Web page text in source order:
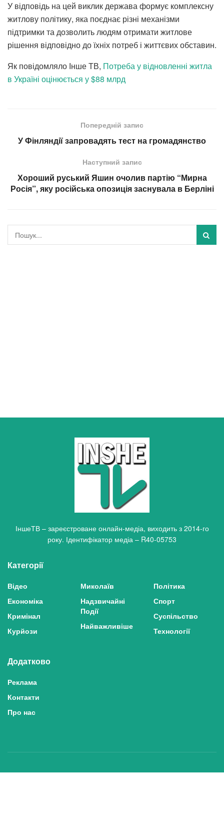
У відповідь на цей виклик держава формує комплексну
житлову політику, яка поєднає різні механізми
підтримки та дозволить людям отримати житлове
рішення відповідно до їхніх потреб і життєвих обставин.
Як повідомляло Інше ТВ, Потреба у відновленні житла
в Україні оцінюється у $88 млрд
Попередній запис
У Фінляндії запровадять тест на громадянство
Наступний запис
Хороший руський Яшин очолив партію “Мирна
Росія”, яку російська опозиція заснувала в Берліні
ІншеТВ – зареєстроване онлайн-медіа, виходить з 2014-го
року. Ідентифікатор медіа – R40-05753
Категорії
Відео
Економіка
Кримінал
Курйози
Миколаїв
Надзвичайні
Події
Найважливіше
Політика
Спорт
Суспільство
Технології
Додатково
Реклама
Контакти
Про нас
Політика конфіденційності та захисту персональних даних